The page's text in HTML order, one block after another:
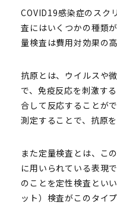
COVID19感染症のスク
査にはいくつかの種類
量検査は費用対効果の
抗原とは、ウイルスや
で、免疫反応を刺激す
合して反応することが
測定することで、抗原
また定量検査とは、こ
に用いられている表現
のことを定性検査とい
ット）検査がこのタイ